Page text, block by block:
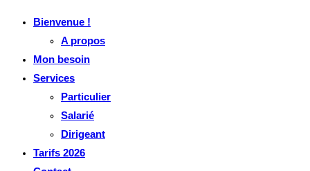
Bienvenue !
A propos
Mon besoin
Services
Particulier
Salarié
Dirigeant
Tarifs 2026